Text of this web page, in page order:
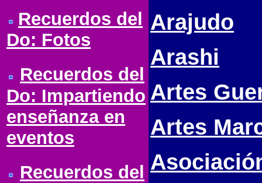
Recuerdos del
Do: Fotos
Recuerdos del
Do: Impartiendo
enseñanza en
eventos
Recuerdos del
Arajudo
Arashi
Artes
Artes